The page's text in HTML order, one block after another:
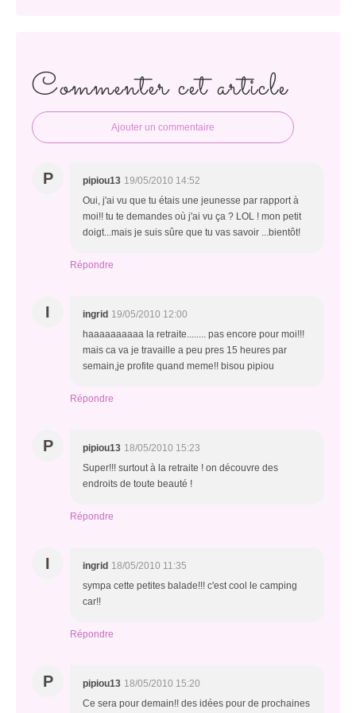
Commenter cet article
Ajouter un commentaire
P pipiou13 19/05/2010 14:52
Oui, j'ai vu que tu étais une jeunesse par rapport à
moi!! tu te demandes où j'ai vu ça ? LOL ! mon petit
doigt...mais je suis sûre que tu vas savoir ...bientôt!
Répondre
I ingrid 19/05/2010 12:00
haaaaaaaaaa la retraite........ pas encore pour moi!!!
mais ca va je travaille a peu pres 15 heures par
semain,je profite quand meme!! bisou pipiou
Répondre
P pipiou13 18/05/2010 15:23
Super!!! surtout à la retraite ! on découvre des
endroits de toute beauté !
Répondre
I ingrid 18/05/2010 11:35
sympa cette petites balade!!! c'est cool le camping
car!!
Répondre
P pipiou13 18/05/2010 15:20
Ce sera pour demain!! des idées pour de prochaines